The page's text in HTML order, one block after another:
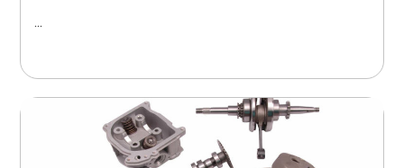
...